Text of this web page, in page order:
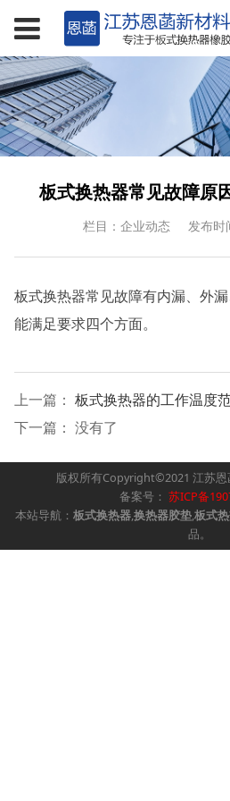
板式换热器常见故障原
栏目：企业动态 发布时
板式换热器常见故障有内漏、外
能满足要求四个方面。
上一篇： 板式换热器的工作温度
下一篇： 没有了
版权所有Copyright©2021 江苏恩
备案号： 苏ICP备
本站导航： 板式换热器,换热器胶垫,板式
品。